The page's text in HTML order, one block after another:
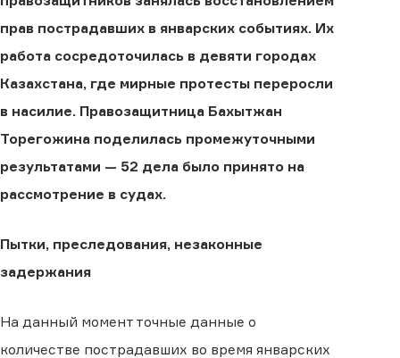
прав пострадавших в январских событиях. Их
работа сосредоточилась в девяти городах
Казахстана, где мирные протесты переросли
в насилие. Правозащитница Бахытжан
Торегожина поделилась промежуточными
результатами — 52 дела было принято на
рассмотрение в судах.
Пытки, преследования, незаконные
задержания
На данный момент точные данные о
количестве пострадавших во время январских